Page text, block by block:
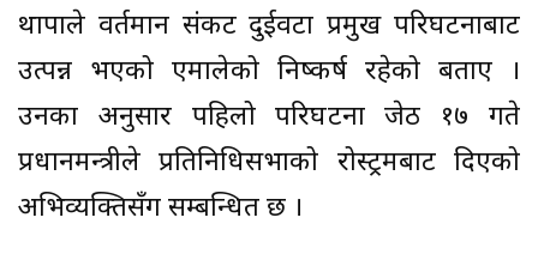
थापाले वर्तमान संकट दुईवटा प्रमुख परिघटनाबाट
उत्पन्न भएको एमालेको निष्कर्ष रहेको बताए ।
उनका अनुसार पहिलो परिघटना जेठ १७ गते
प्रधानमन्त्रीले प्रतिनिधिसभाको रोस्ट्रमबाट दिएको
अभिव्यक्तिसँग सम्बन्धित छ ।